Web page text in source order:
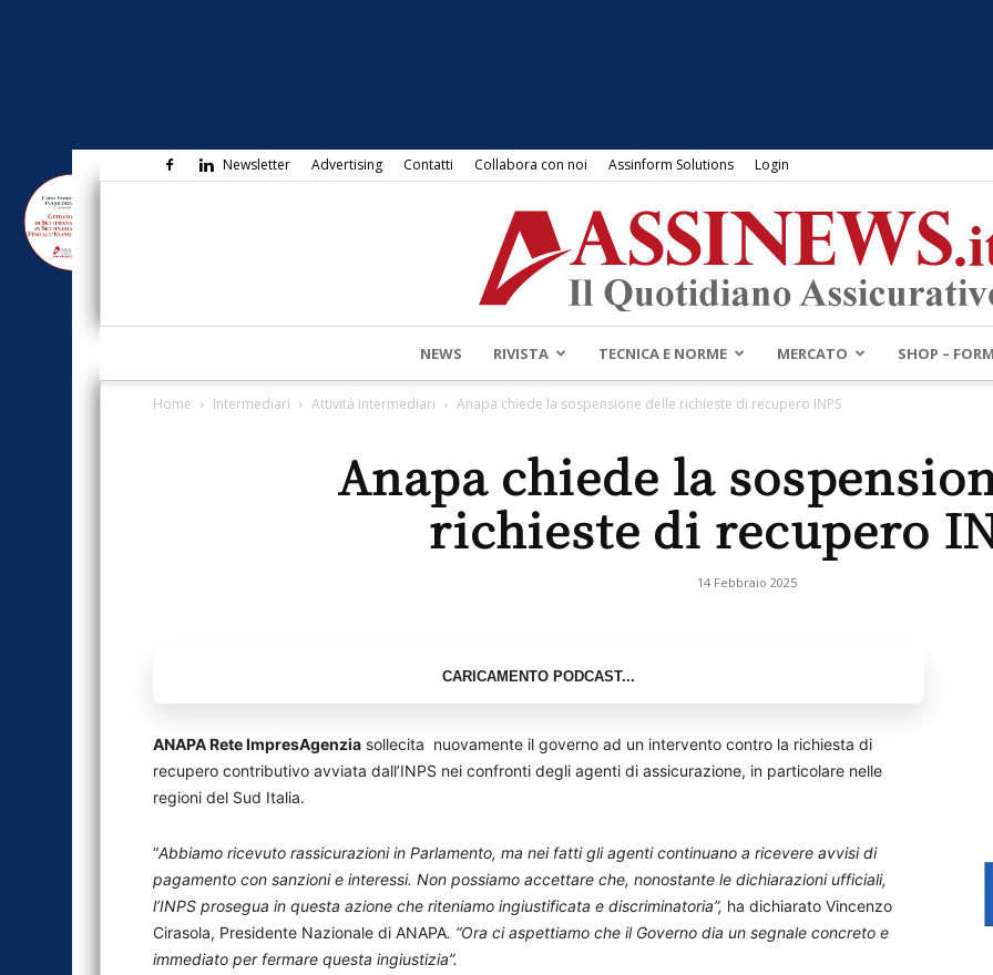
Newsletter Advertising Contatti Collabora con noi Assinform Solutions Login
Assinews.it
NEWS RIVISTA TECNICA E NORME MERCATO SHOP –
Home Intermediari Attività intermediari Anapa chiede la sospensione delle richieste di recupero INPS
Anapa chiede la
richieste di recupero
14 Febbraio 2025
ANAPA Rete ImpresAgenzia sollecita nuovamente il governo ad un intervento contro la richiesta di
recupero contributivo avviata dall’INPS nei confronti degli agenti di assicurazione, in particolare nelle
regioni del Sud Italia.
“Abbiamo ricevuto rassicurazioni in Parlamento, ma nei fatti gli agenti continuano a ricevere avvisi di
pagamento con sanzioni e interessi. Non possiamo accettare che, nonostante le dichiarazioni ufficiali,
l’INPS prosegua in questa azione che riteniamo ingiustificata e discriminatoria”, ha dichiarato Vincenzo
Cirasola, Presidente Nazionale di ANAPA. “Ora ci aspettiamo che il Governo dia un segnale concreto e
immediato per fermare questa ingiustizia”.